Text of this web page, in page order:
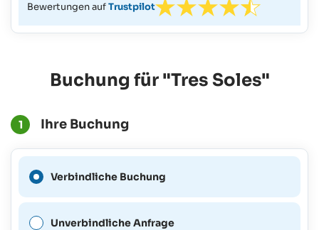
Bewertungen aufTrustpilot
Buchung für "Tres Soles"
1 Ihre Buchung
Verbindliche Buchungist für diesen Zeitraum nicht
Unverbindliche Anfrage